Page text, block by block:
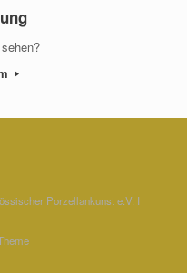
Porzellankunst e.V. I